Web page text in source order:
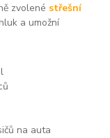
zvolené střešní
a umožní
na auta